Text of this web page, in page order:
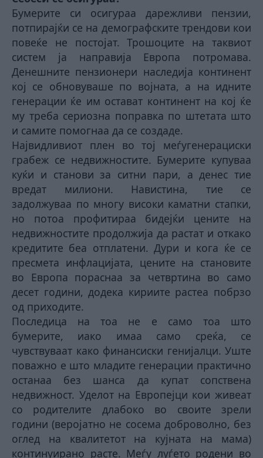
Бумерите си осигураа дарежливи пензии,
потпирајќи се на демографските трендови кои
повеќе не постојат. Трошоците на таквиот
систем ја направија Европа потромава.
Денешните пензионери наследија континент
кој се обновуваше по војната, а на идните
генерации ќе им остават континент на кој ќе
му треба сериозна поправка по штетата што
и самите помогнаа да се создаде.
Највидливиот плен во тој меѓугенерациски
грабеж се недвижностите. Бумерите купуваа
куќи и станови за ситни пари, а денес тие
вредат милиони. Навистина, тие се
задолжуваа по многу високи каматни стапки,
но потоа профитираа бидејќи цените на
недвижностите продолжија да растат и откако
кредитите беа отплатени. Дури и кога ќе се
пресмета инфлацијата, цените на становите
во Европа пораснаа за четвртина во само
десет години, додека кириите растеа побрзо
од приходите.
Последица на тоа не е само тоа што
бумерите, иако имаа само среќа, се
чувствуваат како финансиски генијалци. Уште
поважно е што младите генерации практично
останаа без шанса да купат сопствена
недвижност. Уделот на Европејци кои живеат
со родителите длабоко во своите зрели
години (веројатно не сосема доброволно, без
оглед на квалитетот на кујната на мама)
континуирано расте. Меѓу луѓето родени во